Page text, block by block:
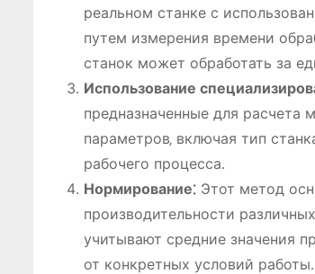
реальном станке с
путем измерения времени
станок может обработать за
Использование
предназначенные для
параметров‚ включая тип
рабочего процесса․
Нормирование⁚ Этот метод
производительности
учитывают средние значения
от конкретных условий работы․